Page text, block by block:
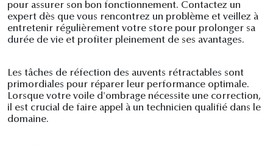
pour assurer son bon fonctionnement. Contactez un
expert dès que vous rencontrez un problème et veillez à
entretenir régulièrement votre store pour prolonger sa
durée de vie et profiter pleinement de ses avantages.
Les tâches de réfection des auvents rétractables sont
primordiales pour réparer leur performance optimale.
Lorsque votre voile d'ombrage nécessite une correction,
il est crucial de faire appel à un technicien qualifié dans le
domaine.